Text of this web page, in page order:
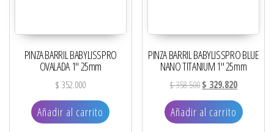
PINZA BARRIL BABYLISSPRO
OVALADA 1″ 25mm
$ 352.000
Añadir al carrito
PINZA BARRIL BABYLISSPRO BLUE
NANO TITANIUM 1″ 25mm
$358.500El precio original era:
$ 329.820El precio
Añadir al carrito